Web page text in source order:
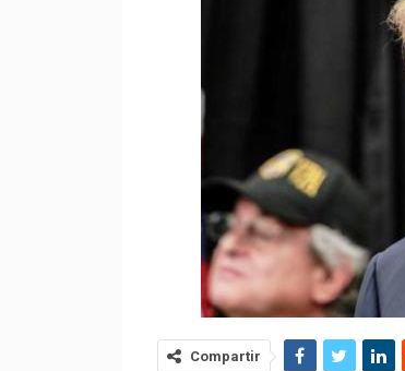
Compartir